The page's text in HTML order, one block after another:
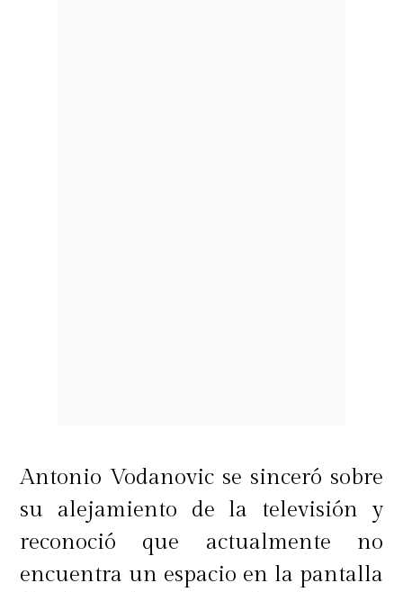
Antonio Vodanovic se sinceró sobre
su alejamiento de la televisión y
reconoció que actualmente no
encuentra un espacio en la pantalla